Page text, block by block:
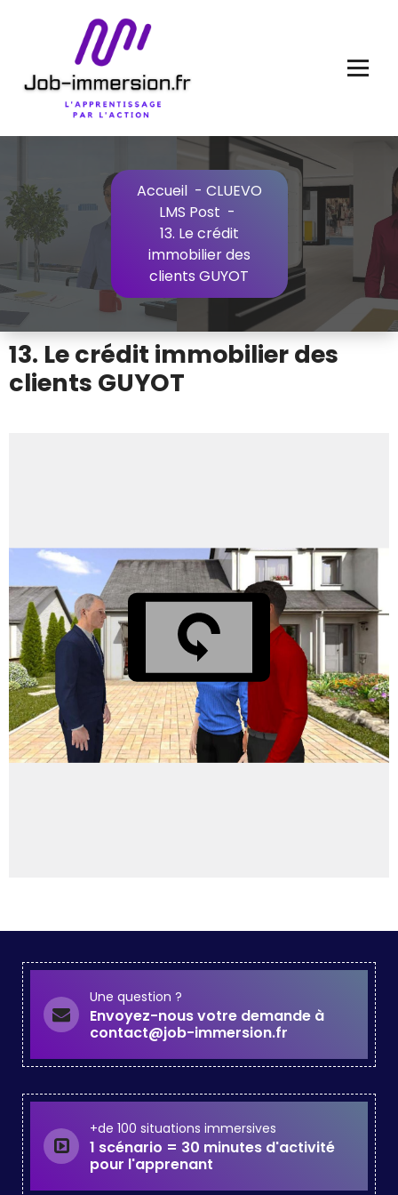
Accueil- CLUEVO
LMS Post -
13. Le crédit
immobilier des
clients GUYOT
13. Le crédit immobilier des
clients GUYOT
Une question ?
Envoyez-nous votre demande à
contact@job-immersion.fr
+de 100 situations immersives
1 scénario = 30 minutes d'activité
pour l'apprenant